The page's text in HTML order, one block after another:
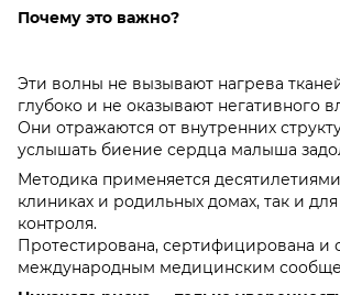
Почему это важно?
Эти волны не вызывают нагрева
глубоко и не оказывают негативного
Они отражаются от внутренних
услышать биение сердца малыша
Методика применяется
клиниках и родильных домах, так и
контроля.
Протестирована, сертифицирована и
международным медицинским